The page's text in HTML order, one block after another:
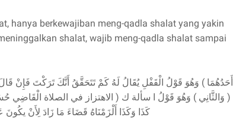
hanya berkewajiban meng-qadla shalat yang yakin
shalat, wajib meng-qadla shalat sampai
أَحَدُهُمَا ) وَهُوَ قَوْلُ الْقَفْلِ يُقَالُ لَهُ كَمْ تَتَحَقَّقُ أَنَّكَ تَرَكْتَ فَإِنْ
( وَالثَّانِي ) وَهُوَ قَوْلُ ا سألة ك ( الاهتزاز في الصلاة
كَذَا وَكَذَا أَلْزَمْنَاهُ قَضَاءَ مَا زَادَ لِأَنْ